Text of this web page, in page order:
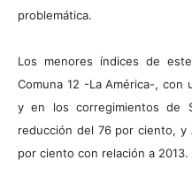
problemática.
Los menores índices de
Comuna 12 -La América-,
y en los corregimientos de
reducción del 76 por ciento,
por ciento con relación a 2013.